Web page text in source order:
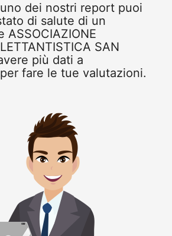
dei nostri report puoi
di salute di un
ASSOCIAZIONE
SAN
più dati a
fare le tue valutazioni.